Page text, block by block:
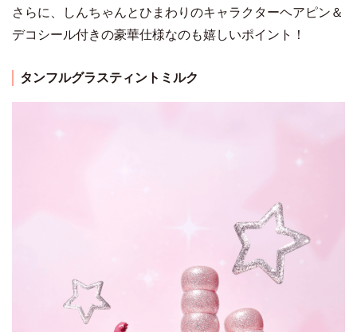
さらに、しんちゃんとひまわりのキャラクターヘアピン＆
デコシール付きの豪華仕様なのも嬉しいポイント！
タンフルグラスティントミルク